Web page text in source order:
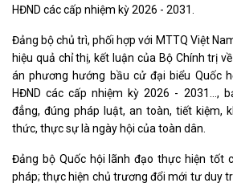
HĐND các cấp nhiệm kỳ 2026 - 2031.
Đảng bộ chủ trì, phối hợp với MTTQ Việt
hiệu quả chỉ thị, kết luận của Bộ Chính trị
án phương hướng bầu cử đại biểu Quốc
HĐND các cấp nhiệm kỳ 2026 - 2031…,
đẳng, đúng pháp luật, an toàn, tiết kiệm,
thức, thực sự là ngày hội của toàn dân.
Đảng bộ Quốc hội lãnh đạo thực hiện tốt
pháp; thực hiện chủ trương đổi mới tư duy